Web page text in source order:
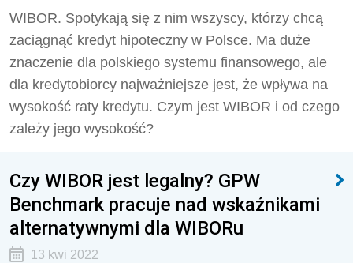
WIBOR. Spotykają się z nim wszyscy, którzy chcą
zaciągnąć kredyt hipoteczny w Polsce. Ma duże
znaczenie dla polskiego systemu finansowego, ale
dla kredytobiorcy najważniejsze jest, że wpływa na
wysokość raty kredytu. Czym jest WIBOR i od czego
zależy jego wysokość?
Czy WIBOR jest legalny? GPW
Benchmark pracuje nad wskaźnikami
alternatywnymi dla WIBORu
13 kwi 2022